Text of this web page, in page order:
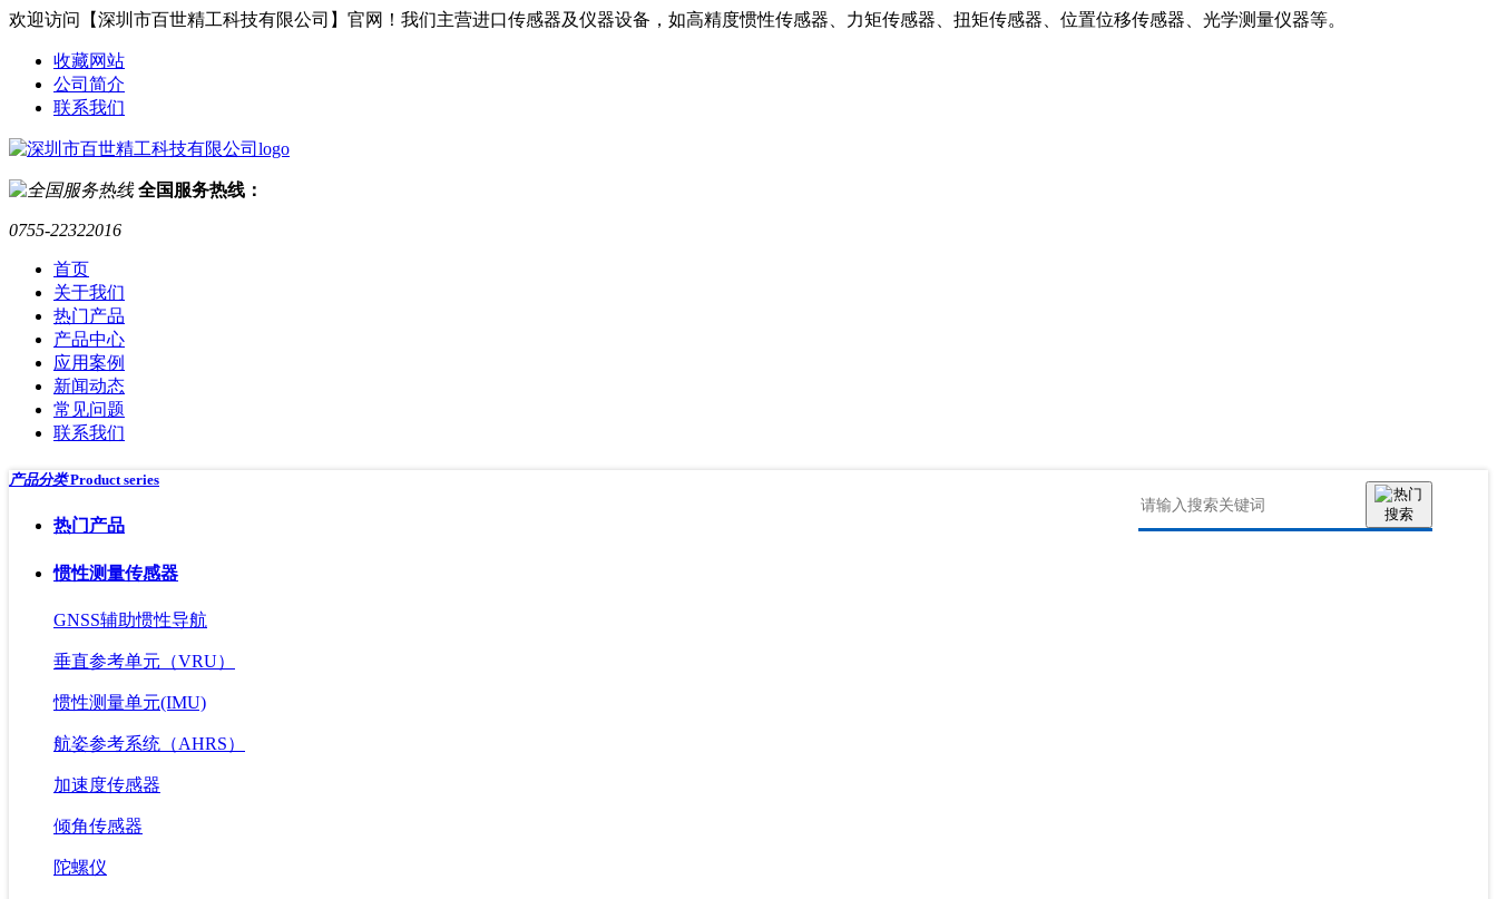
欢迎访问【深圳市百世精工科技有限公司】官网！我们主营进口传感器及仪器设备，如高精度惯性传感器、力矩传感器、扭矩传感器、位置位移传感器、光学测量仪器等。
收藏网站
公司简介
联系我们
全国服务热线：
0755-22322016
首页
关于我们
热门产品
产品中心
应用案例
新闻动态
常见问题
联系我们
产品分类 Product series
热门产品
惯性测量传感器
GNSS辅助惯性导航
垂直参考单元（VRU）
惯性测量单元(IMU)
航姿参考系统（AHRS）
加速度传感器
倾角传感器
陀螺仪